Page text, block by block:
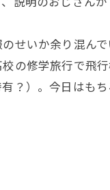
せいか余り混ん
の修学旅行で飛
？）。今日はも